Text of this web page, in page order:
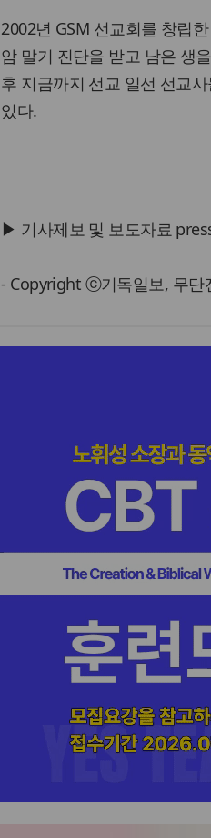
2002년 GSM 선교회를 창립
암 말기 진단을 받고 남은 생
후 지금까지 선교 일선 선교
있다.
▶ 기사제보 및 보도자료
- Copyright ⓒ기독일보, 무단